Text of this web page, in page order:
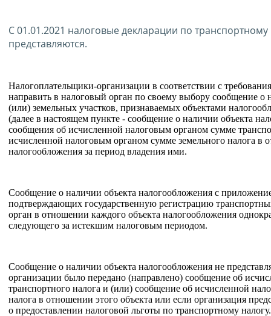
С 01.01.2021 налоговые декларации по
представляются.
Налогоплательщики-организации в соответствии с
направить в налоговый орган по своему выбору сообщение о
(или) земельных участков, признаваемых объектами
(далее в настоящем пункте - сообщение о наличии объекта
сообщения об исчисленной налоговым органом сумме
исчисленной налоговым органом сумме земельного налога в
налогообложения за период владения ими.
Сообщение о наличии объекта налогообложения с
подтверждающих государственную регистрацию
орган в отношении каждого объекта налогообложения
следующего за истекшим налоговым периодом.
Сообщение о наличии объекта налогообложения не
организации было передано (направлено) сообщение об
транспортного налога и (или) сообщение об исчисленной
налога в отношении этого объекта или если организация
о предоставлении налоговой льготы по транспортному налогу.